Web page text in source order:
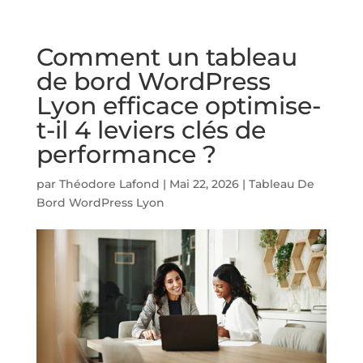
Comment un tableau
de bord WordPress
Lyon efficace optimise-
t-il 4 leviers clés de
performance ?
par Théodore Lafond | Mai 22, 2026| Tableau De
Bord WordPress Lyon